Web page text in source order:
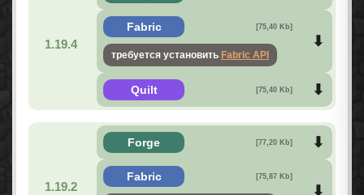
1.19.4
Fabric [75,40 Kb]
требуется установить Fabric API
Quilt [75,40 Kb]
1.19.2
Forge [77,20 Kb]
Fabric [75,87 Kb]